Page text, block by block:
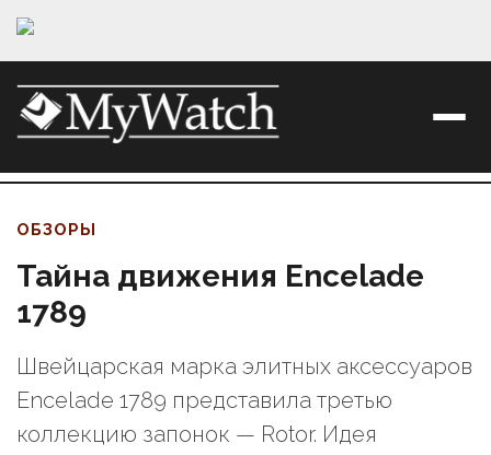
ОБЗОРЫ
Тайна движения Encelade
1789
Швейцарская марка элитных аксессуаров
Encelade 1789 представила третью
коллекцию запонок — Rotor. Идея